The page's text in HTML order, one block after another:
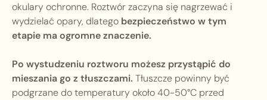
okulary ochronne. Roztwór zaczyna się nagrzewać i
wydzielać opary, dlatego bezpieczeństwo w tym
etapie ma ogromne znaczenie.
Po wystudzeniu roztworu możesz przystąpić do
mieszania go z tłuszczami. Tłuszcze powinny być
podgrzane do temperatury około 40-50°C przed